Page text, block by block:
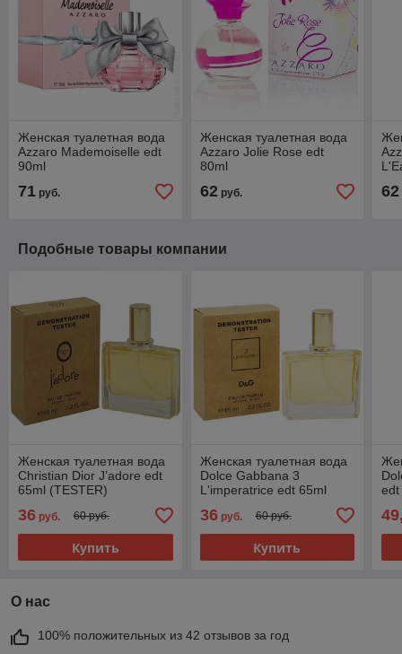
Женская туалетная вода
Azzaro Mademoiselle edt
90ml
71 руб.
Женская туалетная вода
Azzaro Jolie Rose edt
80ml
62руб. 62
Подобные товары компании
Женская туалетная вода
Christian Dior J’adore edt
65ml (TESTER)
36 руб. 60 руб.
Купить
Женская туалетная вода
Dolce Gabbana 3
L'imperatrice edt 65ml
36руб. 60 руб.
Купить
edt
О нас
100% положительных из 42 отзывов за год